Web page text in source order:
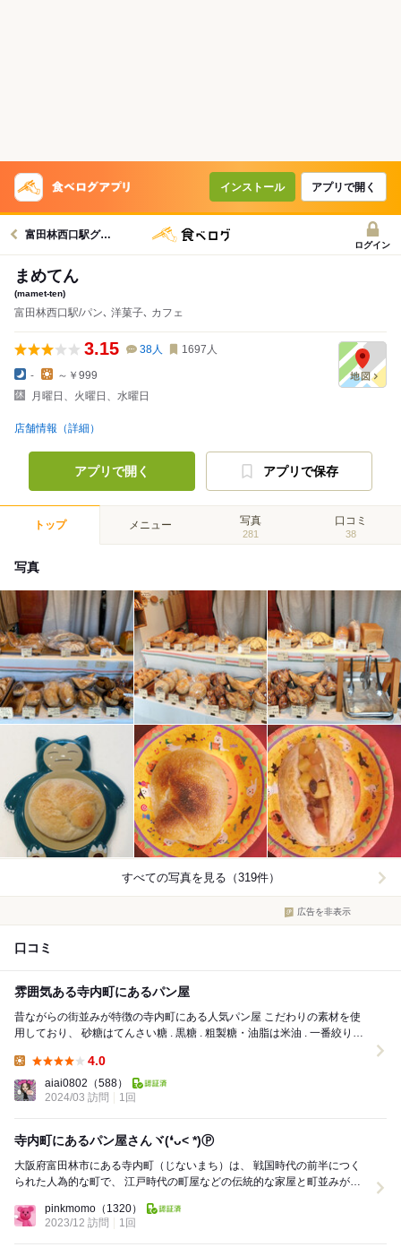
インストール アプリで開く
富田林西口駅グルメへ
ログイン
まめてん
(mamet-ten)
富田林西口駅/パン､ 洋菓子､ カフェ
3.15 38人 1697 人
-
～￥999
月曜日、火曜日、水曜日
店舗情報（詳細）
アプリで開く アプリで保存
トップ メニュー 写真
281
口コミ
38
写真
すべての写真を見る（319件）
広告を非表示
口コミ
雰囲気ある寺内町にあるパン屋
昔ながらの街並みが特徴の寺内町にある人気パン屋 こだわりの素材を使
用しており、 砂糖はてんさい糖 . 黒糖 . 粗製糖・油脂は米油 . 一番絞りな
4.0
aiai0802 （588）
2024/03 訪問
1回
寺内町にあるパン屋さんヾ(❛ᴗ˂ *)Ⓟ
大阪府富田林市にある寺内町（じないまち）は、 戦国時代の前半につく
られた人為的な町で、 江戸時代の町屋などの伝統的な家屋と町並みが今
pinkmomo （1320）
2023/12 訪問
1回